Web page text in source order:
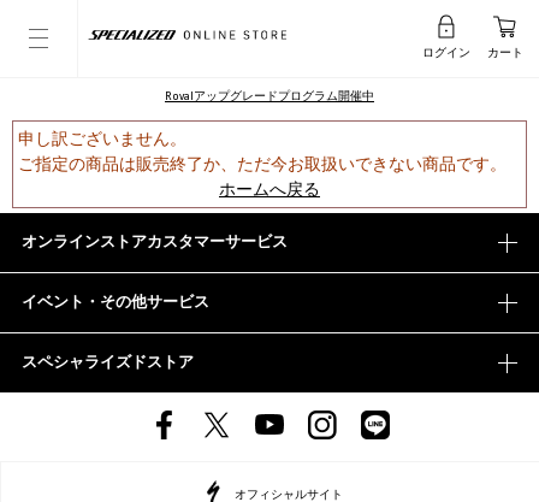
ログイン カート
Rovalアップグレードプログラム開催中
申し訳ございません。
ご指定の商品は販売終了か、ただ今お取扱いできない商品です。
ホームへ戻る
オンラインストアカスタマーサービス
イベント・その他サービス
スペシャライズドストア
オフィシャルサイト